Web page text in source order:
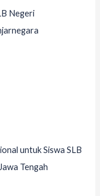
Negeri
untuk Siswa SLB
Tengah